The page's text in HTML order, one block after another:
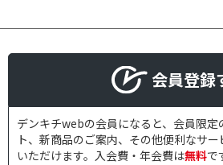
会員登録
デンキチwebの会員になると、会員限
ト、新商品のご案内、その他便利なサ
いただけます。入会費・年会費は無料で